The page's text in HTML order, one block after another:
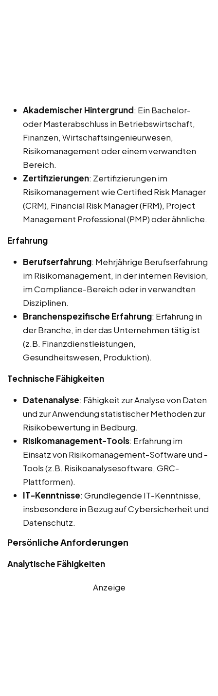
Akademischer Hintergrund: Ein Bachelor-
oder Masterabschluss in Betriebswirtschaft,
Finanzen, Wirtschaftsingenieurwesen,
Risikomanagement oder einem verwandten
Bereich.
Zertifizierungen: Zertifizierungen im
Risikomanagement wie Certified Risk Manager
(CRM), Financial Risk Manager (FRM), Project
Management Professional (PMP) oder ähnliche.
Erfahrung
Berufserfahrung: Mehrjährige Berufserfahrung
im Risikomanagement, in der internen Revision,
im Compliance-Bereich oder in verwandten
Disziplinen.
Branchenspezifische Erfahrung: Erfahrung in
der Branche, in der das Unternehmen tätig ist
(z.B. Finanzdienstleistungen,
Gesundheitswesen, Produktion).
Technische Fähigkeiten
Datenanalyse: Fähigkeit zur Analyse von Daten
und zur Anwendung statistischer Methoden zur
Risikobewertung in Bedburg.
Risikomanagement-Tools: Erfahrung im
Einsatz von Risikomanagement-Software und -
Tools (z.B. Risikoanalysesoftware, GRC-
Plattformen).
IT-Kenntnisse: Grundlegende IT-Kenntnisse,
insbesondere in Bezug auf Cybersicherheit und
Datenschutz.
Persönliche Anforderungen
Analytische Fähigkeiten
Anzeige